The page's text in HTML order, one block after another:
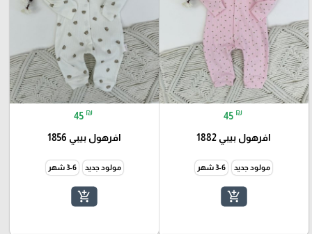
45 ₪
افرهول بيبي 1882
مولود جديد 3-6 شهر
add_shopping_cart
45 ₪
افرهول بيبي 1856
مولود جديد 3-6 شهر
add_shopping_cart